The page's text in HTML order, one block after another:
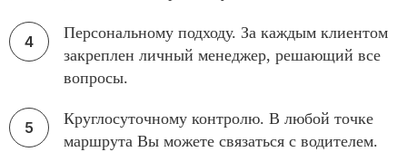
Персональному подходу. За каждым клиентом
закреплен личный менеджер, решающий все
вопросы.
Круглосуточному контролю. В любой точке
маршрута Вы можете связаться с водителем.